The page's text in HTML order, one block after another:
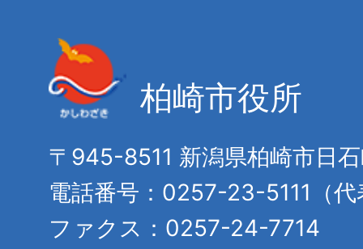
柏崎市役所
〒945-8511 新潟県柏崎市日
電話番号：0257-23-5111（代
ファクス：0257-24-7714